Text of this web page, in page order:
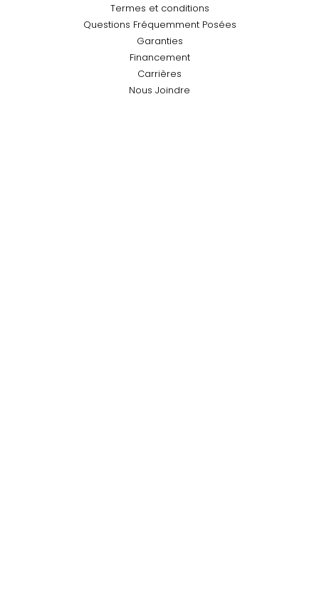
Termes et conditions
Questions Fréquemment Posées
Garanties
Financement
Carrières
Nous Joindre